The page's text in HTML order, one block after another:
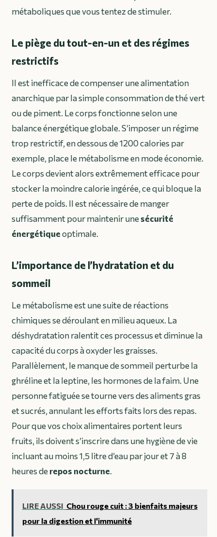
métaboliques que vous tentez de stimuler.
Le piège du tout-en-un et des régimes
restrictifs
Il est inefficace de compenser une alimentation
anarchique par la simple consommation de thé vert
ou de piment. Le corps fonctionne selon une
balance énergétique globale. S’imposer un régime
trop restrictif, en dessous de 1200 calories par
exemple, place le métabolisme en mode économie.
Le corps devient alors extrêmement efficace pour
stocker la moindre calorie ingérée, ce qui bloque la
perte de poids. Il est nécessaire de manger
suffisamment pour maintenir unesécurité
énergétiqueoptimale.
L’importance de l’hydratation et du
sommeil
Le métabolisme est une suite de réactions
chimiques se déroulant en milieu aqueux. La
déshydratation ralentit ces processus et diminue la
capacité du corps à oxyder les graisses.
Parallèlement, le manque de sommeil perturbe la
ghréline et la leptine, les hormones de la faim. Une
personne fatiguée se tourne vers des aliments gras
et sucrés, annulant les efforts faits lors des repas.
Pour que vos choix alimentaires portent leurs
fruits, ils doivent s’inscrire dans une hygiène de vie
incluant au moins 1,5 litre d’eau par jour et 7 à 8
heures derepos nocturne.
LIRE AUSSI Chou rouge cuit : 3 bienfaits majeurs
pour la digestion et l'immunité